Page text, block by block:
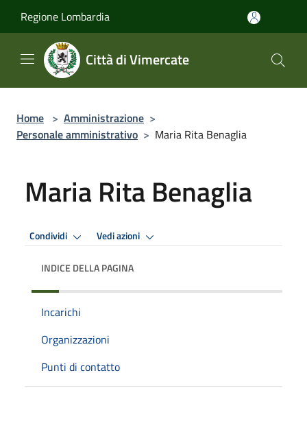
Regione Lombardia
Città di Vimercate
Home > Amministrazione >
Personale amministrativo > Maria Rita Benaglia
Maria Rita Benaglia
Condividi Vedi azioni
INDICE DELLA PAGINA
Incarichi
Organizzazioni
Punti di contatto